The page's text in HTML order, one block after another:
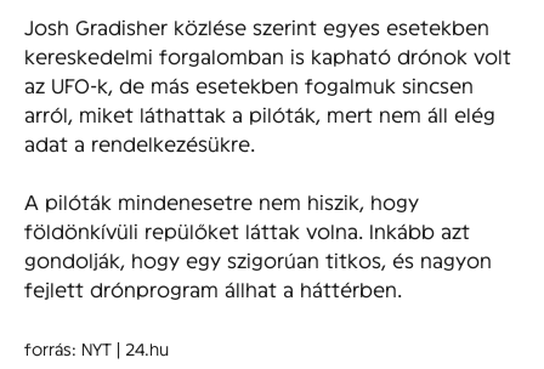
Josh Gradisher közlése szerint egyes esetekben
kereskedelmi forgalomban is kapható drónok volt
az UFO-k, de más esetekben fogalmuk sincsen
arról, miket láthattak a pilóták, mert nem áll elég
adat a rendelkezésükre.
A pilóták mindenesetre nem hiszik, hogy
földönkívüli repülőket láttak volna. Inkább azt
gondolják, hogy egy szigorúan titkos, és nagyon
fejlett drónprogram állhat a háttérben.
forrás: NYT | 24.hu